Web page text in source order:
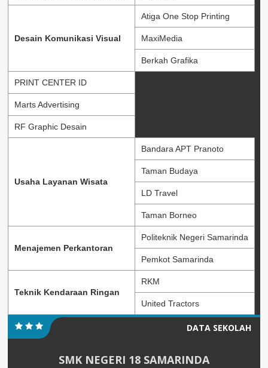
Desain Komunikasi Visual
Atiga One Stop Printing
MaxiMedia
Berkah Grafika
PRINT CENTER ID
Marts Advertising
RF Graphic Desain
Usaha Layanan Wisata
Bandara APT Pranoto
Taman Budaya
LD Travel
Taman Borneo
Menajemen Perkantoran
Politeknik Negeri Samarinda
Pemkot Samarinda
Teknik Kendaraan Ringan
RKM
United Tractors
DATA SEKOLAH
SMK NEGERI 18 SAMARINDA